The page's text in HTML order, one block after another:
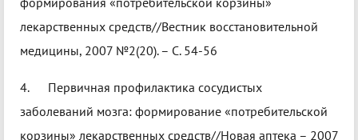
лекарственных средств//Вестник восстановительной
медицины, 2007 №2(20). – С. 54-56
4. Первичная профилактика сосудистых
заболеваний мозга: формирование «потребительской
корзины» лекарственных средств//Новая аптека – 2007